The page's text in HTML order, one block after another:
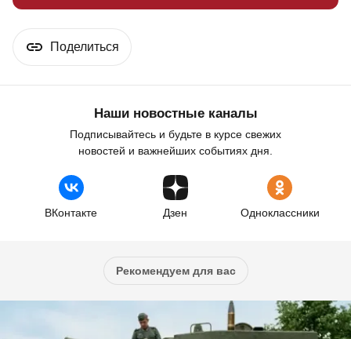
Поделиться
Наши новостные каналы
Подписывайтесь и будьте в курсе свежих
новостей и важнейших событиях дня.
ВКонтакте Дзен Одноклассники
Рекомендуем для вас